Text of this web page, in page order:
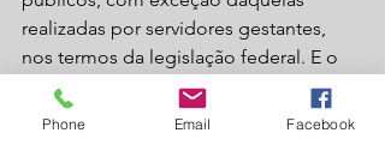
realizadas por servidores gestantes,
nos termos da legislação federal. E o
atendimento ao público será efetuado
de forma presencial durante todo o
Phone Email Facebook